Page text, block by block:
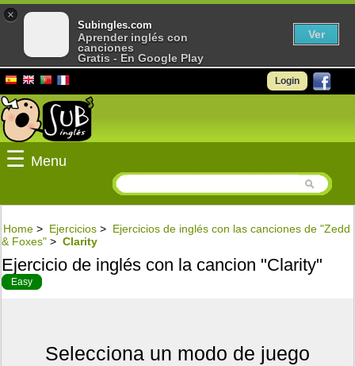
Login
☰ Menu
Home > Ejercicios > Ejercicios de inglés con las canciones de "Zedd
& Foxes" > Clarity
Ejercicio de inglés con la cancion "Clarity"
Easy
Selecciona un modo de juego
×
Subingles.com
Aprender inglés con
canciones
Gratis - En Google Play
Ver